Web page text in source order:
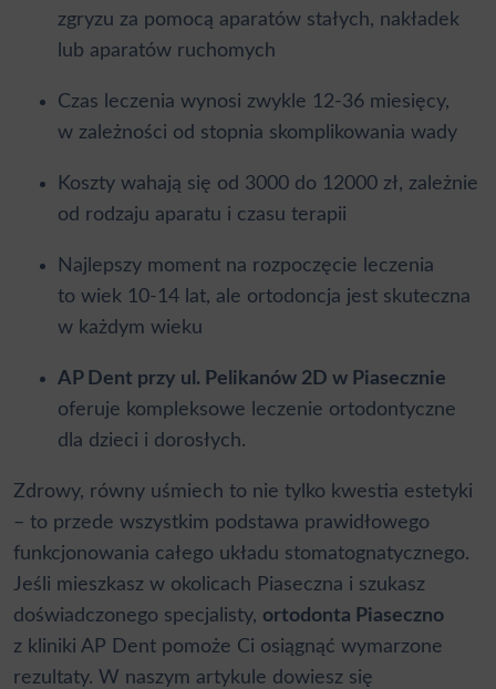
zgryzu za pomocą aparatów stałych, nakładek
lub aparatów ruchomych
Czas leczenia wynosi zwykle 12-36 miesięcy,
w zależności od stopnia skomplikowania wady
Koszty wahają się od 3000 do 12000 zł, zależnie
od rodzaju aparatu i czasu terapii
Najlepszy moment na rozpoczęcie leczenia
to wiek 10-14 lat, ale ortodoncja jest skuteczna
w każdym wieku
AP Dent przy ul. Pelikanów 2D w Piasecznie
oferuje kompleksowe leczenie ortodontyczne
dla dzieci i dorosłych.
Zdrowy, równy uśmiech to nie tylko kwestia estetyki
– to przede wszystkim podstawa prawidłowego
funkcjonowania całego układu stomatognatycznego.
Jeśli mieszkasz w okolicach Piaseczna i szukasz
doświadczonego specjalisty, ortodonta Piaseczno
z kliniki AP Dent pomoże Ci osiągnąć wymarzone
rezultaty. W naszym artykule dowiesz się